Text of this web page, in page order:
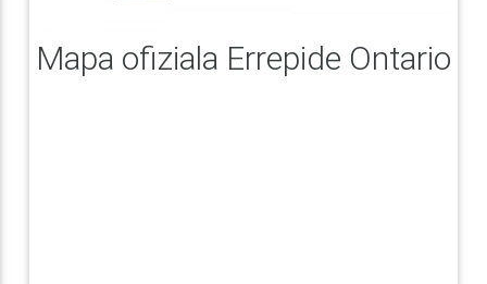
Mapa ofiziala Errepide Ontario